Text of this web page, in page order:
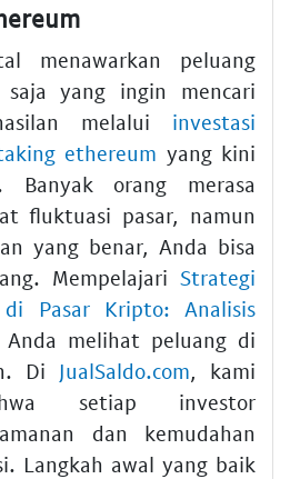
menawarkan peluang
yang ingin mencari
melalui investasi
ethereum yang kini
Banyak orang merasa
fluktuasi pasar, namun
yang benar, Anda bisa
Mempelajari Strategi
Pasar Kripto: Analisis
Anda melihat peluang di
Di JualSaldo.com, kami
setiap investor
dan kemudahan
Langkah awal yang baik